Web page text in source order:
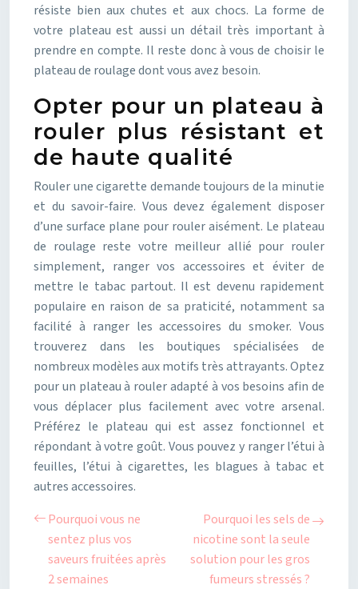
résiste bien aux chutes et aux chocs. La forme de
votre plateau est aussi un détail très important à
prendre en compte. Il reste donc à vous de choisir le
plateau de roulage dont vous avez besoin.
Opter pour un plateau à
rouler plus résistant et
de haute qualité
Rouler une cigarette demande toujours de la minutie
et du savoir-faire. Vous devez également disposer
d’une surface plane pour rouler aisément. Le plateau
de roulage reste votre meilleur allié pour rouler
simplement, ranger vos accessoires et éviter de
mettre le tabac partout. Il est devenu rapidement
populaire en raison de sa praticité, notamment sa
facilité à ranger les accessoires du smoker. Vous
trouverez dans les boutiques spécialisées de
nombreux modèles aux motifs très attrayants. Optez
pour un plateau à rouler adapté à vos besoins afin de
vous déplacer plus facilement avec votre arsenal.
Préférez le plateau qui est assez fonctionnel et
répondant à votre goût. Vous pouvez y ranger l’étui à
feuilles, l’étui à cigarettes, les blagues à tabac et
autres accessoires.
Pourquoi vous ne
sentez plus vos
saveurs fruitées après
2 semaines
Pourquoi les sels de
nicotine sont la seule
solution pour les gros
fumeurs stressés ?